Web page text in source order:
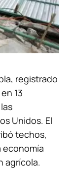
registrado
13
Unidos. El
techos,
economía
agrícola.